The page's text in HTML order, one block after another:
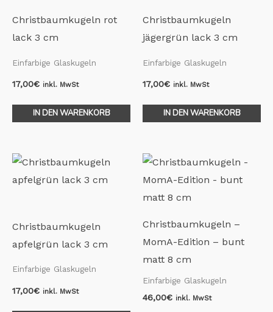
Christbaumkugeln rot
lack 3 cm
Einfarbige Glaskugeln
17,00€ inkl. MwSt
IN DEN WARENKORB
Christbaumkugeln
jägergrün lack 3 cm
Einfarbige Glaskugeln
17,00€ inkl. MwSt
IN DEN WARENKORB
Christbaumkugeln
apfelgrün lack 3 cm
Einfarbige Glaskugeln
17,00€ inkl. MwSt
Christbaumkugeln –
MomA-Edition – bunt
matt 8 cm
Einfarbige Glaskugeln
46,00€ inkl. MwSt